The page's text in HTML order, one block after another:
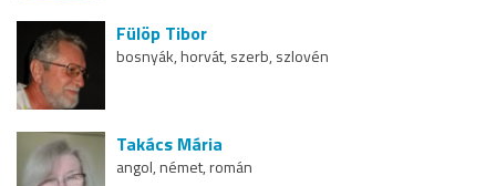
Fülöp Tibor
bosnyák, horvát, szerb, szlovén
Takács Mária
angol, német, román